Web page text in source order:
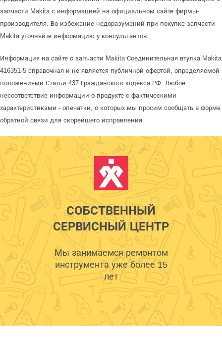
запчасти Makita с информацией на официальном сайте фирмы-
производителя. Во избежание недоразумений при покупке запчасти
Makita уточняйте информацию у консультантов.
Информация на сайте о запчасти Makita Соединительная втулка Makita
416351-5 справочная и не является публичной офертой, определяемой
положениями Статьи 437 Гражданского кодекса РФ. Любое
несоответствие информации о продукте с фактическими
характеристиками - опечатки, о которых мы просим сообщать в форме
обратной связи для скорейшего исправления.
СОБСТВЕННЫЙ
СЕРВИСНЫЙ ЦЕНТР
Мы занимаемся ремонтом
инструмента уже более 15
лет